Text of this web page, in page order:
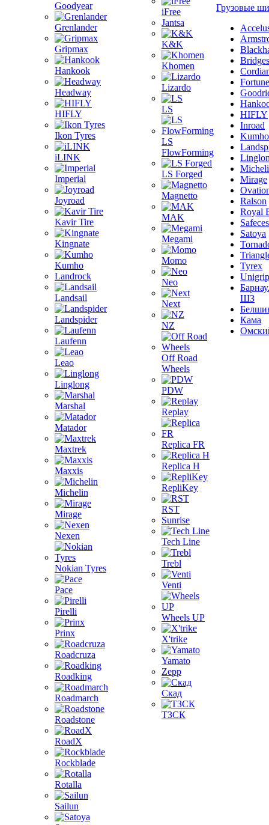
Goodyear
Grenlander
Gripmax
Hankook
Headway
HIFLY
Ikon Tyres
iLINK
Imperial
Joyroad
Kavir Tire
Kingnate
Kumho
Landrock
Landsail
Landspider
Laufenn
Leao
Linglong
Marshal
Matador
Maxtrek
Maxxis
Michelin
Mirage
Nexen
Nokian Tyres
Pace
Pirelli
Prinx
Roadcruza
Roadking
Roadmarch
Roadstone
RoadX
Rockblade
Rotalla
Sailun
iFree
Jantsa
K&K
Khomen
Lizardo
LS
LS
FlowForming
LS Forged
Magnetto
MAK
Megami
Momo
Neo
Next
NZ
Off Road
Wheels
PDW
Replay
Replica FR
Replica H
RepliKey
RST
Sunrise
Tech Line
Trebl
Venti
Wheels UP
X'trike
Yamato
Zepp
Скад
ТЗСК
Грузовые
Fortune
HIFLY
Inroad
Kumho
Mirage
Ralson
Royal
Satoya
Tyrex
Unigrip
ШЗ
Кама